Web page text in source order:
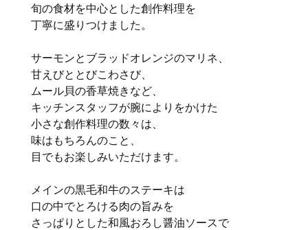
旬の食材を中心とした創作料理を
丁寧に盛りつけました。
サーモンとブラッドオレンジのマリネ、
甘えびととびこわさび、
ムール貝の香草焼きなど、
キッチンスタッフが腕によりをかけた
小さな創作料理の数々は、
味はもちろんのこと、
目でもお楽しみいただけます。
メインの黒毛和牛のステーキは
口の中でとろける肉の旨みを
さっぱりとした和風おろし醤油ソースで